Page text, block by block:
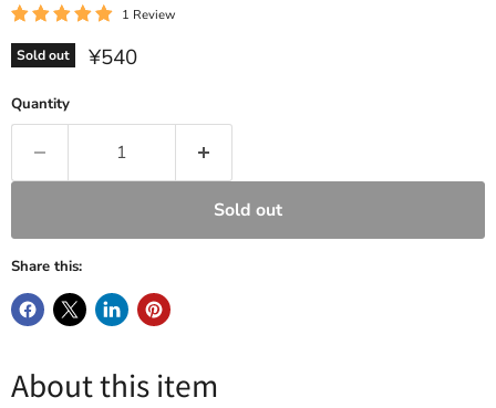
1 Review
Sold out Current price
¥540
Quantity
Sold out
Share this:
About this item